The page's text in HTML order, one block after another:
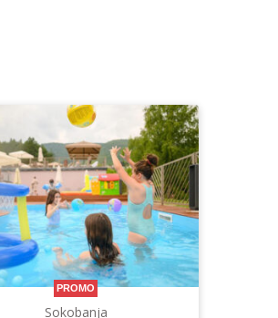
PROMO
Sokobanja